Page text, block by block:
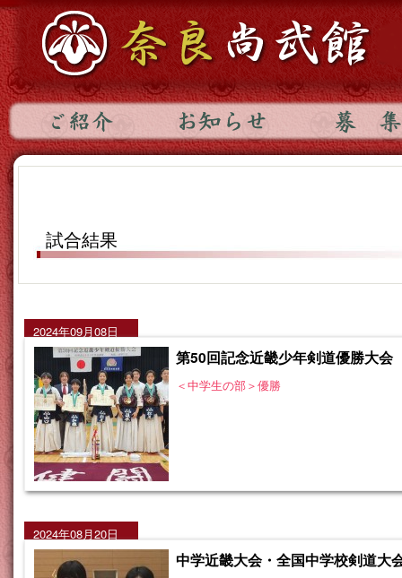
試合結果
2024年09月08日
第50回記念近畿少年剣道優勝大会
＜中学生の部＞優勝
2024年08月20日
中学近畿大会・全国中学校剣道大